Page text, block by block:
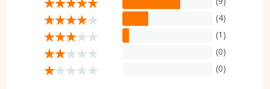
(4)
(1)
(0)
(0)